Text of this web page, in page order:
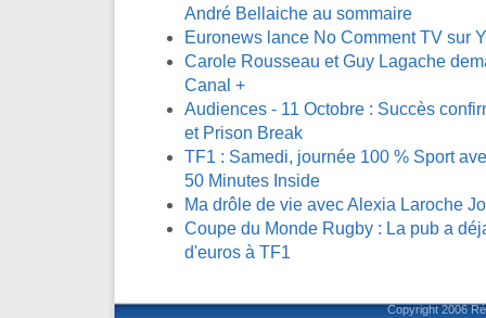
André Bellaiche au sommaire
Euronews lance No Comment TV sur
Carole Rousseau et Guy Lagache
Canal +
Audiences - 11 Octobre : Succès
et Prison Break
TF1 : Samedi, journée 100 % Sport
50 Minutes Inside
Ma drôle de vie avec Alexia Laroche
Coupe du Monde Rugby : La pub a
d'euros à TF1
Copyright 2006